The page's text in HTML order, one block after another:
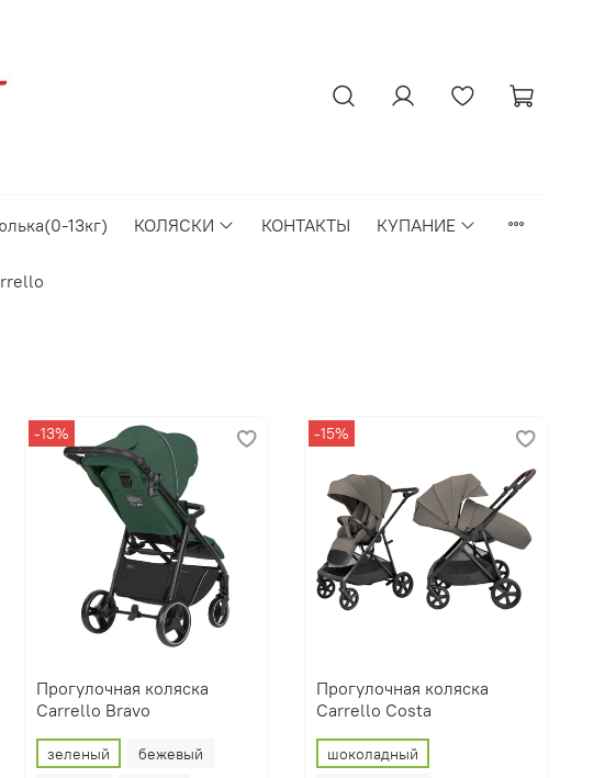
13кг) КОЛЯСКИ КОНТАКТЫ КУПАНИЕ
-13%
Прогулочная коляска
Carrello Bravo
зеленый
бежевый
-15%
Прогулочная коляска
Carrello Costa
шоколадный